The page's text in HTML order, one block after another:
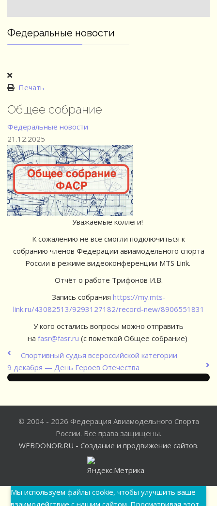
Федеральные новости
Печать
Общее собрание
Федеральные новости
21.12.2025
Уважаемые коллеги!
К сожалению не все смогли подключиться к
собранию членов Федерации авиамодельного спорта
России в режиме видеоконференции MTS Link.
Отчёт о работе Трифонов И.В.
Запись собрания https://my.mts-
link.ru/43082513/9293127182/record-new/8906551831
У кого остались вопросы можно отправить
на fasr@fasr.ru (с пометкой Общее собрание)
Спортивный судья всероссийской категории
9 декабря — День Героев Отечества
© 2004 - 2026 Федерация Авиамодельного Спорта
России. Все права защищены.
WEBDONOR.RU - Создание и продвижение сайтов.
Мы используем файлы cookie, чтобы улучшить ваше
взаимодействие с нашим сайтом. Просматривая этот